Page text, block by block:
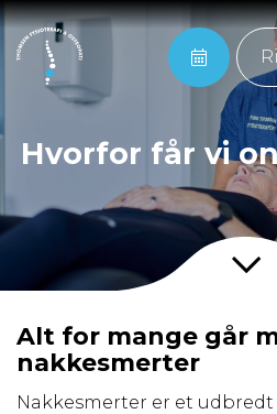
Hvorfor får vi
Alt for mange går
nakkesmerter
Nakkesmerter er et